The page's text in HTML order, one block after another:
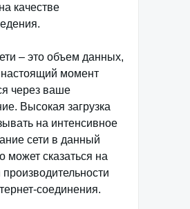
качестве
– это объем данных,
момент
через ваше
Высокая загрузка
на интенсивное
сети в данный
может сказаться на
производительности
соединения.